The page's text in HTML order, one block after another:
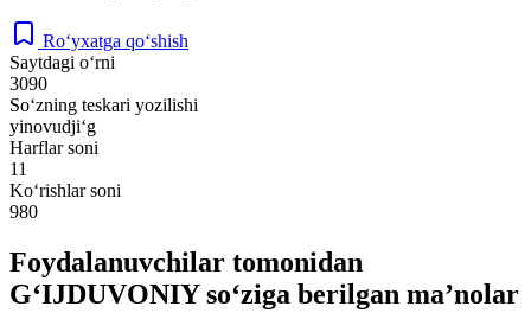
Ro‘yxatga qo‘shish
Saytdagi o‘rni
3090
So‘zning teskari yozilishi
yinovudji‘g
Harflar soni
11
Ko‘rishlar soni
980
Foydalanuvchilar tomonidan
G‘IJDUVONIY so‘ziga berilgan ma’nolar